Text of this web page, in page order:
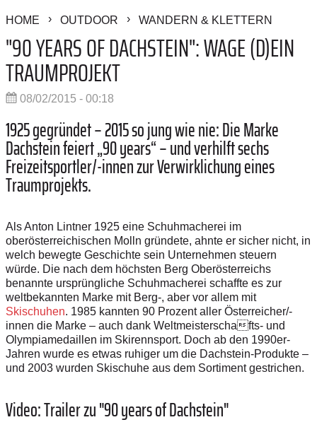
HOME OUTDOOR WANDERN & KLETTERN
"90 YEARS OF DACHSTEIN": WAGE (D)EIN
TRAUMPROJEKT
08/02/2015 - 00:18
1925 gegründet – 2015 so jung wie nie: Die Marke
Dachstein feiert „90 years“ – und verhilft sechs
Freizeitsportler/-innen zur Verwirklichung eines
Traumprojekts.
Als Anton Lintner 1925 eine Schuhmacherei im
oberösterreichischen Molln gründete, ahnte er sicher nicht, in
welch bewegte Geschichte sein Unternehmen steuern
würde. Die nach dem höchsten Berg Oberösterreichs
benannte ursprüngliche Schuhmacherei schaffte es zur
weltbekannten Marke mit Berg-, aber vor allem mit
Skischuhen. 1985 kannten 90 Prozent aller Österreicher/-
innen die Marke – auch dank Weltmeisterschafts- und
Olympiamedaillen im Skirennsport. Doch ab den 1990er-
Jahren wurde es etwas ruhiger um die Dachstein-Produkte –
und 2003 wurden Skischuhe aus dem Sortiment gestrichen.
Video: Trailer zu "90 years of Dachstein"